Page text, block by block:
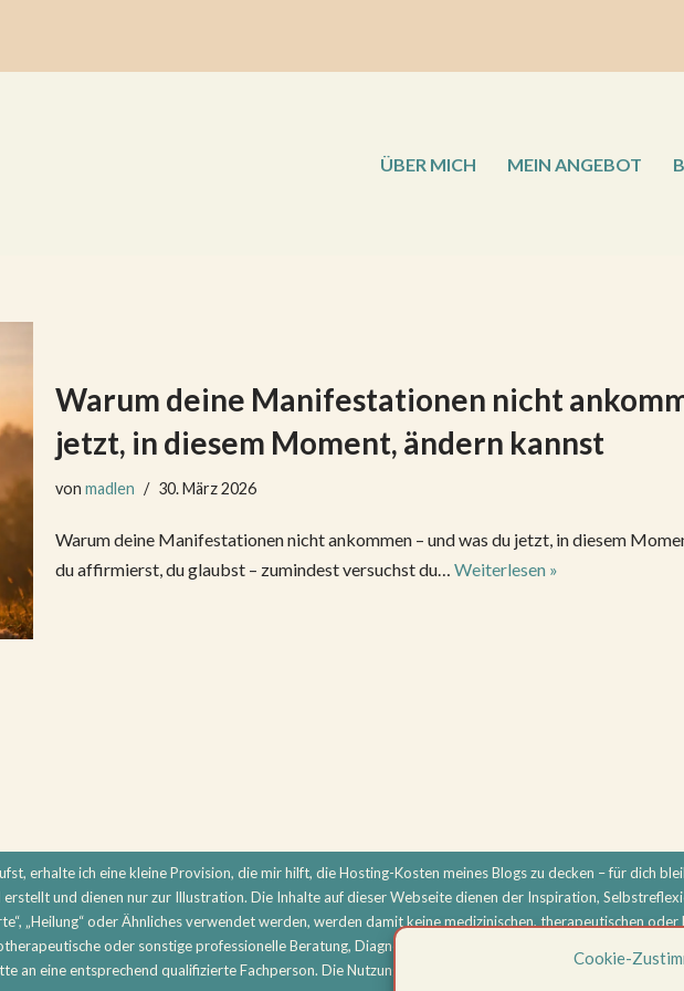
Cookie-
ÜBER MICH MEIN ANGEBOT
Warum deine Manifestationen nicht
jetzt, in diesem Moment, ändern kannst
von madlen 30. März 2026
Warum deine Manifestationen nicht ankommen – und was du jetzt, in diesem
du affirmierst, du glaubst – zumindest versuchst du… Weiterlesen »
erhalte ich eine kleine Provision, die mir hilft, die Hosting-Kosten meines Blogs zu decken – für dich
und dienen nur zur Illustration. Die Inhalte auf dieser Webseite dienen der Inspiration,
„Heilung“ oder Ähnliches verwendet werden, werden damit keine medizinischen, therapeutischen
oder sonstige professionelle Beratung, Diagnose oder Behandlung. Bei körperlichen oder
an eine entsprechend qualifizierte Fachperson. Die Nutzung aller Inhalte erfolgt eigenverantwortlich.